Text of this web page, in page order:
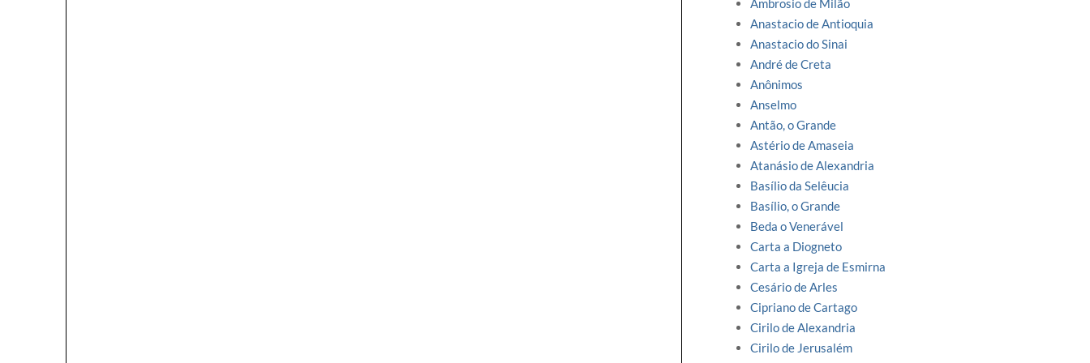
Ambrosio de Milão
Anastacio de Antioquia
Anastacio do Sinai
André de Creta
Anônimos
Anselmo
Antão, o Grande
Astério de Amaseia
Atanásio de Alexandria
Basílio da Selêucia
Basílio, o Grande
Beda o Venerável
Carta a Diogneto
Carta a Igreja de Esmirna
Cesário de Arles
Cipriano de Cartago
Cirilo de Alexandria
Cirilo de Jerusalém